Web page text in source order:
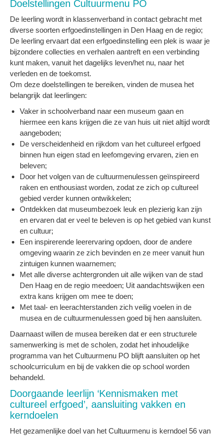
Doelstellingen Cultuurmenu PO
De leerling wordt in klassenverband in contact gebracht met
diverse soorten erfgoedinstellingen in Den Haag en de regio;
De leerling ervaart dat een erfgoedinstelling een plek is waar je
bijzondere collecties en verhalen aantreft en een verbinding
kunt maken, vanuit het dagelijks leven/het nu, naar het
verleden en de toekomst.
Om deze doelstellingen te bereiken, vinden de musea het
belangrijk dat leerlingen:
Vaker in schoolverband naar een museum gaan en
hiermee een kans krijgen die ze van huis uit niet altijd wordt
aangeboden;
De verscheidenheid en rijkdom van het cultureel erfgoed
binnen hun eigen stad en leefomgeving ervaren, zien en
beleven;
Door het volgen van de cultuurmenulessen geïnspireerd
raken en enthousiast worden, zodat ze zich op cultureel
gebied verder kunnen ontwikkelen;
Ontdekken dat museumbezoek leuk en plezierig kan zijn
en ervaren dat er veel te beleven is op het gebied van kunst
en cultuur;
Een inspirerende leerervaring opdoen, door de andere
omgeving waarin ze zich bevinden en ze meer vanuit hun
zintuigen kunnen waarnemen;
Met alle diverse achtergronden uit alle wijken van de stad
Den Haag en de regio meedoen; Uit aandachtswijken een
extra kans krijgen om mee te doen;
Met taal- en leerachterstanden zich veilig voelen in de
musea en de cultuurmenulessen goed bij hen aansluiten.
Daarnaast willen de musea bereiken dat er een structurele
samenwerking is met de scholen, zodat het inhoudelijke
programma van het Cultuurmenu PO blijft aansluiten op het
schoolcurriculum en bij de vakken die op school worden
behandeld.
Doorgaande leerlijn ‘Kennismaken met
cultureel erfgoed’, aansluiting vakken en
kerndoelen
Het gezamenlijke doel van het Cultuurmenu is kerndoel 56 van